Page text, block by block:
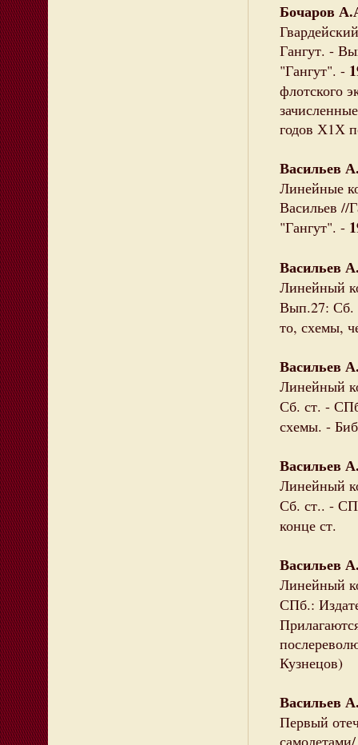
Бочаров
Гангут. -
"Гангут". -
флотского
годов Х1Х
Васильев
Линейные
Васильев //
"Гангут". -
Васильев
Линейный
Вып.27: Сб.
то, схемы,
Васильев
Линейный
Сб. ст. -
схемы. -
Васильев
Линейный
Сб. ст.. -
конце ст.
Васильев
Линейный
СПб.:
Кузнецов)
Васильев
Первый